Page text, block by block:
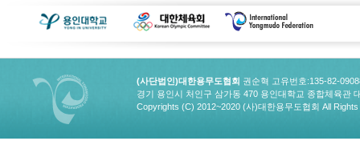
(사단법인)대한용무도협회 권순혁 고유번호:135-82-
경기 용인시 처인구 삼가동 470 용인대학교 종합체육관
Copyrights (C) 2012~2020 (사)대한용무도협회 All